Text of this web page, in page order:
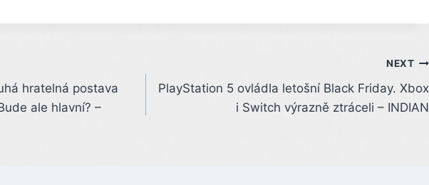
hratelná postava
ale hlavní? –
NEXT
PlayStation 5 ovládla letošní Black Friday. Xbox
i Switch výrazně ztráceli – INDIAN